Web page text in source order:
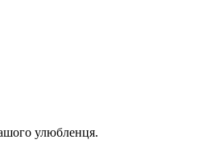
улюбленця.